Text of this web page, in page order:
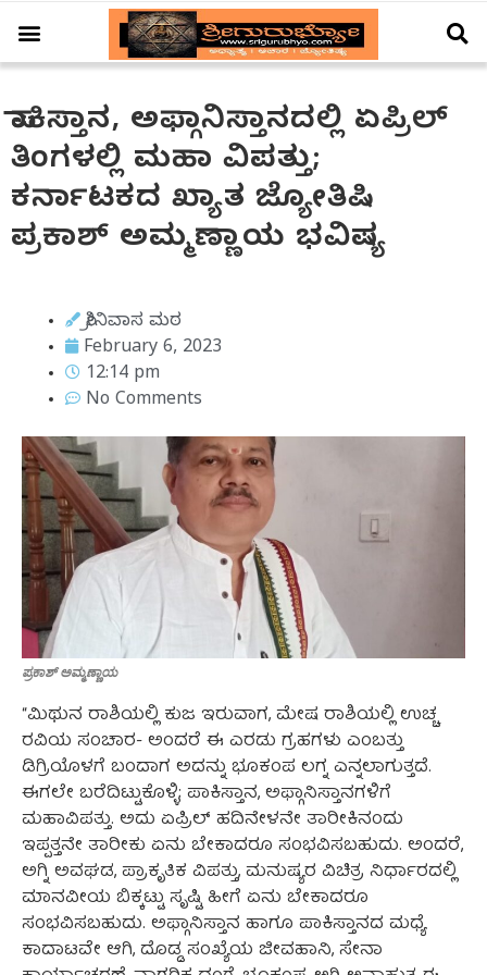
ಪಾಕಿಸ್ತಾನ, ಅಫ್ಗಾನಿಸ್ತಾನದಲ್ಲಿ ಏಪ್ರಿಲ್
ತಿಂಗಳಲ್ಲಿ ಮಹಾ ವಿಪತ್ತು;
ಕರ್ನಾಟಕದ ಖ್ಯಾತ ಜ್ಯೋತಿಷಿ
ಪ್ರಕಾಶ್ ಅಮ್ಮಣ್ಣಾಯ ಭವಿಷ್ಯ
ಶ್ರೀನಿವಾಸ ಮಠ
February 6, 2023
12:14 pm
No Comments
ಪ್ರಕಾಶ್ ಅಮ್ಮಣ್ಣಾಯ
“ಮಿಥುನ ರಾಶಿಯಲ್ಲಿ ಕುಜ ಇರುವಾಗ, ಮೇಷ ರಾಶಿಯಲ್ಲಿ ಉಚ್ಚ
ರವಿಯ ಸಂಚಾರ- ಅಂದರೆ ಈ ಎರಡು ಗ್ರಹಗಳು ಎಂಬತ್ತು
ಡಿಗ್ರಿಯೊಳಗೆ ಬಂದಾಗ ಅದನ್ನು ಭೂಕಂಪ ಲಗ್ನ ಎನ್ನಲಾಗುತ್ತದೆ.
ಈಗಲೇ ಬರೆದಿಟ್ಟುಕೊಳ್ಳಿ; ಪಾಕಿಸ್ತಾನ, ಅಫ್ಗಾನಿಸ್ತಾನಗಳಿಗೆ
ಮಹಾವಿಪತ್ತು. ಅದು ಏಪ್ರಿಲ್ ಹದಿನೇಳನೇ ತಾರೀಕಿನಂದು
ಇಪ್ಪತ್ತನೇ ತಾರೀಕು ಏನು ಬೇಕಾದರೂ ಸಂಭವಿಸಬಹುದು. ಅಂದರೆ,
ಅಗ್ನಿ ಅವಘಡ, ಪ್ರಾಕೃತಿಕ ವಿಪತ್ತು, ಮನುಷ್ಯರ ವಿಚಿತ್ರ ನಿರ್ಧಾರದಲ್ಲಿ
ಮಾನವೀಯ ಬಿಕ್ಕಟ್ಟು ಸೃಷ್ಟಿ ಹೀಗೆ ಏನು ಬೇಕಾದರೂ
ಸಂಭವಿಸಬಹುದು. ಅಫ್ಗಾನಿಸ್ತಾನ ಹಾಗೂ ಪಾಕಿಸ್ತಾನದ ಮಧ್ಯೆ
ಕಾದಾಟವೇ ಆಗಿ, ದೊಡ್ಡ ಸಂಖ್ಯೆಯ ಜೀವಹಾನಿ, ಸೇನಾ